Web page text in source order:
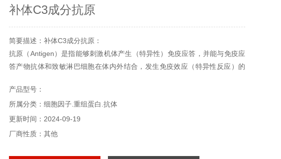
补体C3成分抗原
简要描述：补体C3成分抗原：
抗原（Antigen）是指能够刺激机体产生（特异性）免疫应答，并能与免疫应
答产物抗体和致敏淋巴细胞在体内外结合，发生免疫效应（特异性反应）的
产品型号：
所属分类：细胞因子.重组蛋白.抗体
更新时间：2024-09-19
厂商性质：其他